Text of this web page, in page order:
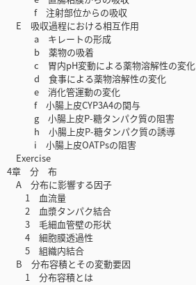
f 注射部位からの吸収
E 吸収過程における相互作用
a キレートの形成
b 薬物の吸着
c 胃内pH変動による薬物溶解性の変化
d 食事による薬物溶解性の変化
e 消化管運動の変化
f 小腸上皮CYP3A4の関与
g 小腸上皮P-糖タンパク質の阻害
h 小腸上皮P-糖タンパク質の誘導
i 小腸上皮OATPsの阻害
Exercise
4章 分 布
A 分布に影響する因子
1 血流量
2 血漿タンパク結合
3 毛細血管壁の形状
4 細胞膜透過性
5 組織内結合
B 分布容積とその変動要因
1 分布容積とは